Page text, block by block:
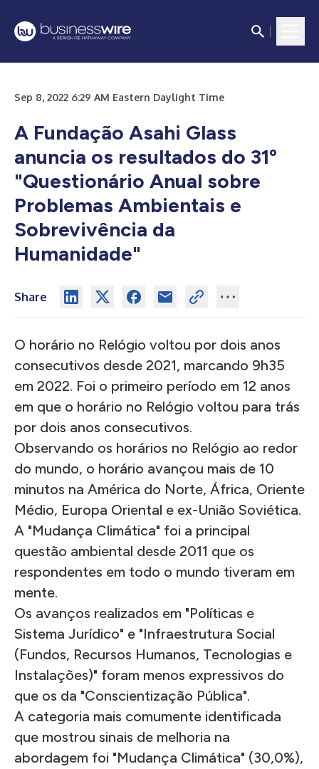
Sep 8, 2022 6:29 AM Eastern Daylight Time
A Fundação Asahi Glass
anuncia os resultados do 31º
"Questionário Anual sobre
Problemas Ambientais e
Sobrevivência da
Humanidade"
Share
O horário no Relógio voltou por dois anos
consecutivos desde 2021, marcando 9h35
em 2022. Foi o primeiro período em 12 anos
em que o horário no Relógio voltou para trás
por dois anos consecutivos.
Observando os horários no Relógio ao redor
do mundo, o horário avançou mais de 10
minutos na América do Norte, África, Oriente
Médio, Europa Oriental e ex-União Soviética.
A "Mudança Climática" foi a principal
questão ambiental desde 2011 que os
respondentes em todo o mundo tiveram em
mente.
Os avanços realizados em "Políticas e
Sistema Jurídico" e "Infraestrutura Social
(Fundos, Recursos Humanos, Tecnologias e
Instalações)" foram menos expressivos do
que os da "Conscientização Pública".
A categoria mais comumente identificada
que mostrou sinais de melhoria na
abordagem foi "Mudança Climática" (30,0%),